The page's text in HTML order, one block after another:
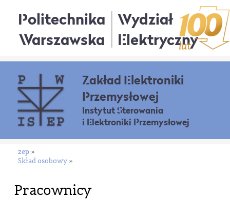
Politechnika
Warszawska
Wydział
Elektryczny
Zakład Elektroniki
Przemysłowej
Instytut Sterowania
i Elektroniki Przemysłowej
zep »
Skład osobowy »
Pracownicy